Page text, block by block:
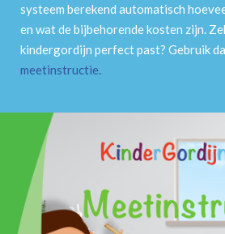
systeem berekend automatisch
en wat de bijbehorende kosten zijn.
kindergordijn perfect past? Gebruik
meetinstructie.